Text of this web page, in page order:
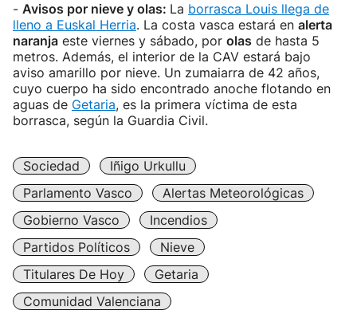
- Avisos por nieve y olas: La borrasca Louis llega de
lleno a Euskal Herria. La costa vasca estará en alerta
naranja este viernes y sábado, por olas de hasta 5
metros. Además, el interior de la CAV estará bajo
aviso amarillo por nieve. Un zumaiarra de 42 años,
cuyo cuerpo ha sido encontrado anoche flotando en
aguas de Getaria, es la primera víctima de esta
borrasca, según la Guardia Civil.
Sociedad
Iñigo Urkullu
Parlamento Vasco
Alertas Meteorológicas
Gobierno Vasco
Incendios
Partidos Políticos
Nieve
Titulares De Hoy
Getaria
Comunidad Valenciana